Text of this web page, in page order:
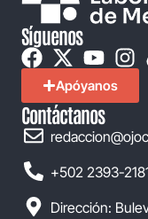
Síguenos
Apóyanos
Contáctanos
+502 2393-
Dirección: